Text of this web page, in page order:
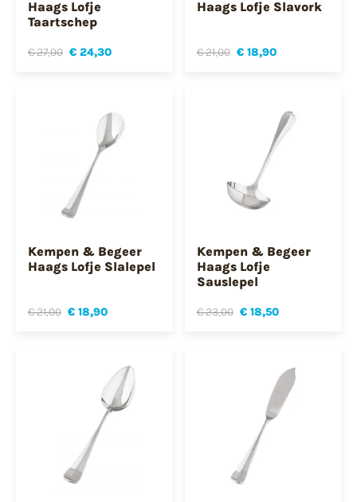
Haags Lofje
Taartschep
€ 27,00 € 24,30
Haags Lofje Slavork
€ 21,00 € 18,90
Kempen & Begeer
Haags Lofje Slalepel
€ 21,00 € 18,90
Kempen & Begeer
Haags Lofje
Sauslepel
€ 23,00 € 18,50